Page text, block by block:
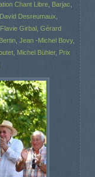
Chant Libre Barjac
David Desreumaux
Flavie Girbal Gérard
Jean -Michel Bovy,
Michel Bühler, Prix